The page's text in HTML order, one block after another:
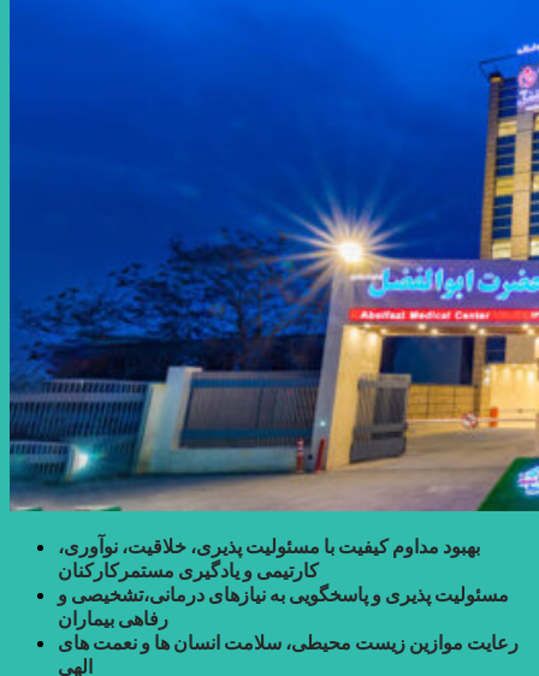
بهبود مداوم کیفیت با مسئولیت پذیری، خلاقیت، نوآوری،
کارتیمی و یادگیری مستمرکارکنان
مسئولیت پذیری و پاسخگویی به نیازهای درمانی،تشخیصی و
رفاهی بیماران
رعایت موازین زیست محیطی، سلامت انسان ها و نعمت های